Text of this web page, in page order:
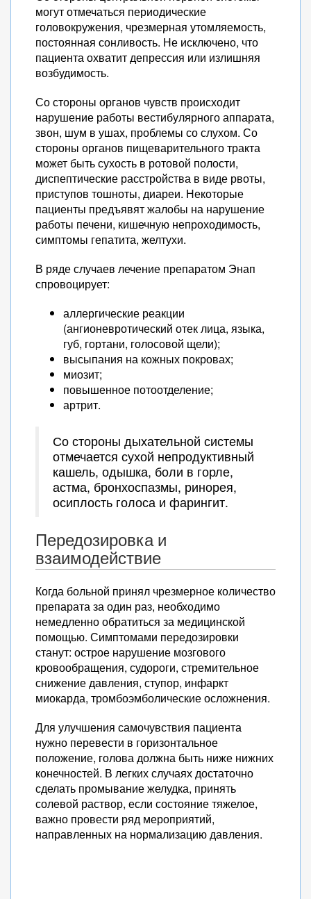
могут отмечаться периодические
головокружения, чрезмерная утомляемость,
постоянная сонливость. Не исключено, что
пациента охватит депрессия или излишняя
возбудимость.
Со стороны органов чувств происходит
нарушение работы вестибулярного аппарата,
звон, шум в ушах, проблемы со слухом. Со
стороны органов пищеварительного тракта
может быть сухость в ротовой полости,
диспептические расстройства в виде рвоты,
приступов тошноты, диареи. Некоторые
пациенты предъявят жалобы на нарушение
работы печени, кишечную непроходимость,
симптомы гепатита, желтухи.
В ряде случаев лечение препаратом Энап
спровоцирует:
аллергические реакции
(ангионевротический отек лица, языка,
губ, гортани, голосовой щели);
высыпания на кожных покровах;
миозит;
повышенное потоотделение;
артрит.
Со стороны дыхательной системы
отмечается сухой непродуктивный
кашель, одышка, боли в горле,
астма, бронхоспазмы, ринорея,
осиплость голоса и фарингит.
Передозировка и
взаимодействие
Когда больной принял чрезмерное количество
препарата за один раз, необходимо
немедленно обратиться за медицинской
помощью. Симптомами передозировки
станут: острое нарушение мозгового
кровообращения, судороги, стремительное
снижение давления, ступор, инфаркт
миокарда, тромбоэмболические осложнения.
Для улучшения самочувствия пациента
нужно перевести в горизонтальное
положение, голова должна быть ниже нижних
конечностей. В легких случаях достаточно
сделать промывание желудка, принять
солевой раствор, если состояние тяжелое,
важно провести ряд мероприятий,
направленных на нормализацию давления.